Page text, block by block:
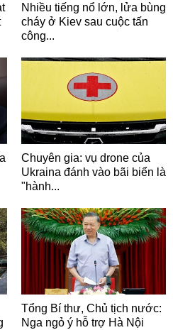
Nhiều tiếng nổ lớn, lửa bùng
cháy ở Kiev sau cuộc tấn
công...
Chuyên gia: vụ drone của
Ukraina đánh vào bãi biển là
"hành...
Tổng Bí thư, Chủ tịch nước:
Nga ngỏ ý hỗ trợ Hà Nội